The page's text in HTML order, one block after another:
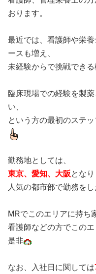
おります。
最近では、看護師や栄
ースも増え、
未経験からで挑戦でき
臨床現場での経験を製
い、
という方の最初のステ
勤務地としては、
東京、愛知、大阪となり
人気の都市部で勤務を
MRでこのエリアに持ち
看護師などの方でこの
是非
なお、入社日に関しては